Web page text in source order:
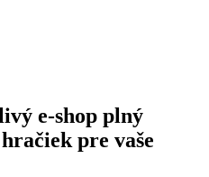
e-shop plný
pre vaše